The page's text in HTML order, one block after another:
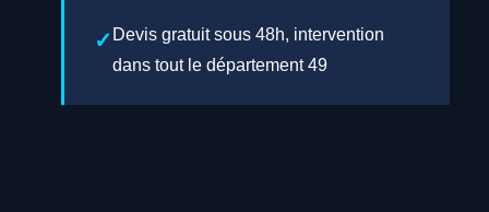
Devis gratuit sous 48h, intervention
dans tout le département 49